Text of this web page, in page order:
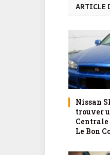
ARTICLE
Nissan
trouver
Le Bon